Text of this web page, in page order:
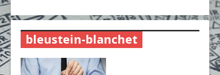
bleustein-blanchet